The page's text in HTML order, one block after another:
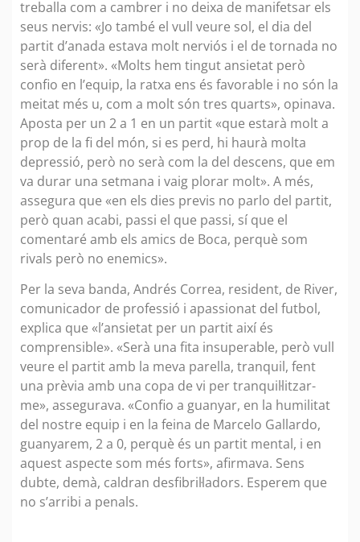
treballa com a cambrer i no deixa de manifetsar els
seus nervis: «Jo també el vull veure sol, el dia del
partit d’anada estava molt nerviós i el de tornada no
serà diferent». «Molts hem tingut ansietat però
confio en l’equip, la ratxa ens és favorable i no són la
meitat més u, com a molt són tres quarts», opinava.
Aposta per un 2 a 1 en un partit «que estarà molt a
prop de la fi del món, si es perd, hi haurà molta
depressió, però no serà com la del descens, que em
va durar una setmana i vaig plorar molt». A més,
assegura que «en els dies previs no parlo del partit,
però quan acabi, passi el que passi, sí que el
comentaré amb els amics de Boca, perquè som
rivals però no enemics».
Per la seva banda, Andrés Correa, resident, de River,
comunicador de professió i apassionat del futbol,
explica que «l’ansietat per un partit així és
comprensible». «Serà una fita insuperable, però vull
veure el partit amb la meva parella, tranquil, fent
una prèvia amb una copa de vi per tranquil·litzar-
me», assegurava. «Confio a guanyar, en la humilitat
del nostre equip i en la feina de Marcelo Gallardo,
guanyarem, 2 a 0, perquè és un partit mental, i en
aquest aspecte som més forts», afirmava. Sens
dubte, demà, caldran desfibril·ladors. Esperem que
no s’arribi a penals.